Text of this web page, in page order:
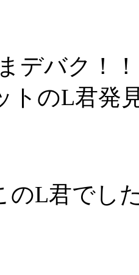
デバク！！
トのL君発
のL君でし